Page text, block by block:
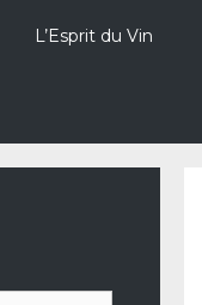
L’Esprit du Vin